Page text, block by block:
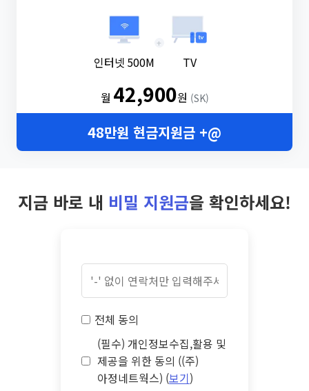
인터넷 500M
+
TV
월 42,900원 (SK)
48만원 현금지원금 +@
지금 바로 내 비밀 지원금을 확인하세요!
전체 동의
(필수) 개인정보수집,활용 및
제공을 위한 동의 ((주)
아정네트웍스) (보기)